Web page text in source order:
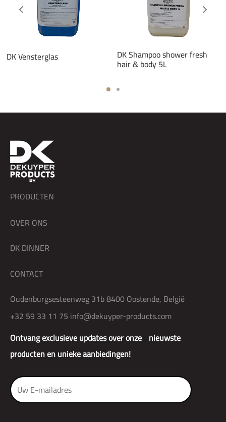
DK Vensterglas DK Shampoo shower fresh
hair & body 5L
Ontvang exclusieve updates over onze nieuwste
producten en unieke aanbiedingen!
PRODUCTEN
OVER ONS
DK DINNER
CONTACT
Oudenburgsesteenweg 31b 8400 Oostende, België
+32 59 33 11 75 info@dekuyper-products.com